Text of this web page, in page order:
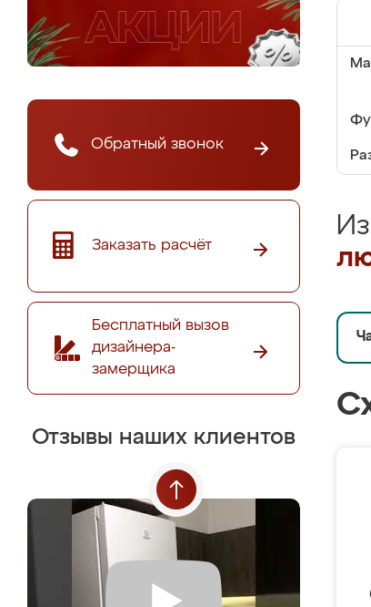
Обратный звонок
Заказать расчёт
Бесплатный вызов
дизайнера-
замерщика
Отзывы наших клиентов